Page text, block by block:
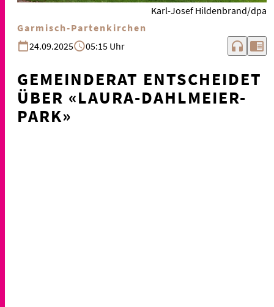
Karl-Josef Hildenbrand/dpa
Garmisch-Partenkirchen
24.09.2025
05:15 Uhr headphones chrome_reader_mode
GEMEINDERAT ENTSCHEIDET
ÜBER «LAURA-DAHLMEIER-
PARK»